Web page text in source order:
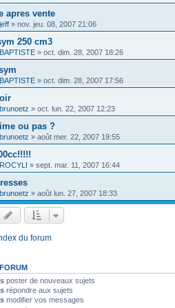
apres vente
jeff » nov. jeu. 08, 2007 21:06
250 cm3
BAPTISTE » oct. dim. 28, 2007 18:26
BAPTISTE » oct. dim. 28, 2007 17:56
brunoetz » oct. lun. 22, 2007 12:23
ou pas ?
brunoetz » août mer. 22, 2007 19:55
ROCYLI » sept. mar. 11, 2007 16:44
brunoetz » août lun. 27, 2007 18:33
du forum
poster de nouveaux sujets
répondre aux sujets
modifier vos messages